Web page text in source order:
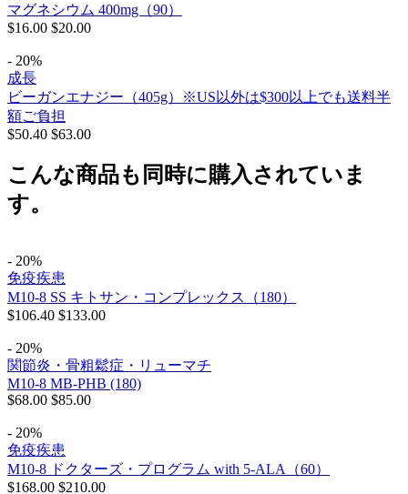
マグネシウム 400mg（90）
$16.00 $20.00
- 20%
成長
ビーガンエナジー（405g）※US以外は$300以上でも送料半
額ご負担
$50.40 $63.00
こんな商品も同時に購入されていま
す。
- 20%
免疫疾患
M10-8 SS キトサン・コンプレックス（180）
$106.40 $133.00
- 20%
関節炎・骨粗鬆症・リューマチ
M10-8 MB-PHB (180)
$68.00 $85.00
- 20%
免疫疾患
M10-8 ドクターズ・プログラム with 5-ALA（60）
$168.00 $210.00